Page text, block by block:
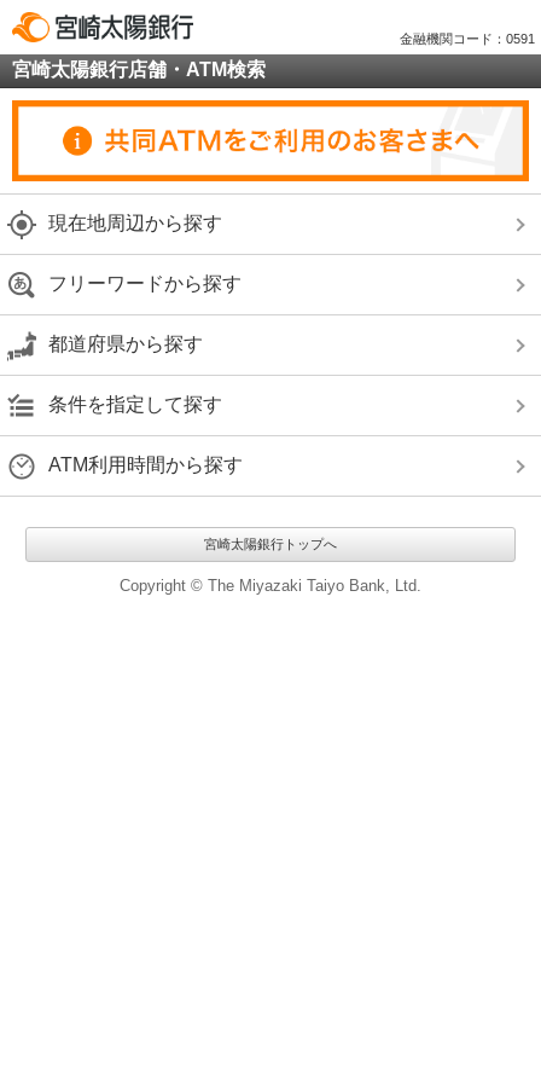
金融機関コード：0591
宮崎太陽銀行店舗・ATM検索
現在地周辺から探す
フリーワードから探す
都道府県から探す
条件を指定して探す
ATM利用時間から探す
宮崎太陽銀行トップへ
Copyright © The Miyazaki Taiyo Bank, Ltd.